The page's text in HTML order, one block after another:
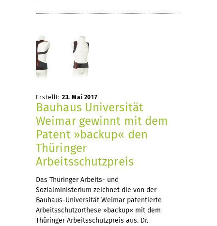
Erstellt: 23. Mai 2017
Bauhaus Universität
Weimar gewinnt mit dem
Patent »backup« den
Thüringer
Arbeitsschutzpreis
Das Thüringer Arbeits- und
Sozialministerium zeichnet die von der
Bauhaus-Universität Weimar patentierte
Arbeitsschutzorthese »backup« mit dem
Thüringer Arbeitsschutzpreis aus. Dr.